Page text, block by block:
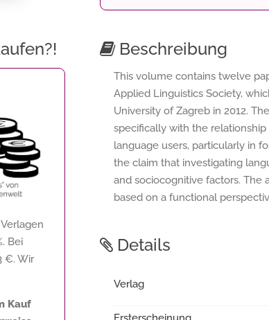
Bei
€. Wir
Kauf
Beschreibung
This volume contains twelve
Applied Linguistics Society,
University of Zagreb in 2012.
specifically with the
language users, particularly in
the claim that investigating
and sociocognitive factors.
based on a functional
Details
Verlag